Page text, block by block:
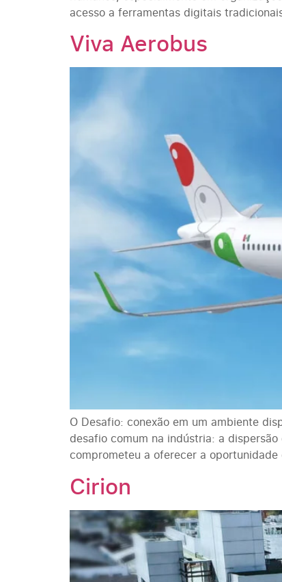
acesso a ferramentas digitais
Viva Aerobus
O Desafio: conexão em um ambiente
desafio comum na indústria: a
comprometeu a oferecer a
Cirion